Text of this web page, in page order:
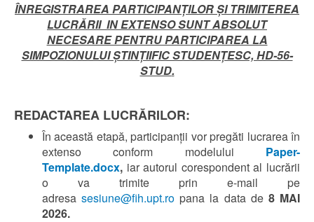
ÎNREGISTRAREA PARTICIPANŢILOR ŞI TRIMITEREA
LUCRĂRII IN EXTENSO SUNT ABSOLUT
NECESARE PENTRU PARTICIPAREA LA
SIMPOZIONULUI ȘTINȚIIFIC STUDENȚESC, HD-56-
STUD.
REDACTAREA LUCRĂRILOR:
În această etapă, participanţii vor pregăti lucrarea în
extenso conform modelului Paper-
Template.docx, iar autorul corespondent al lucrării
o va trimite prin e-mail pe
adresasesiune@fih.upt.ro pana la data de 8 MAI
2026.